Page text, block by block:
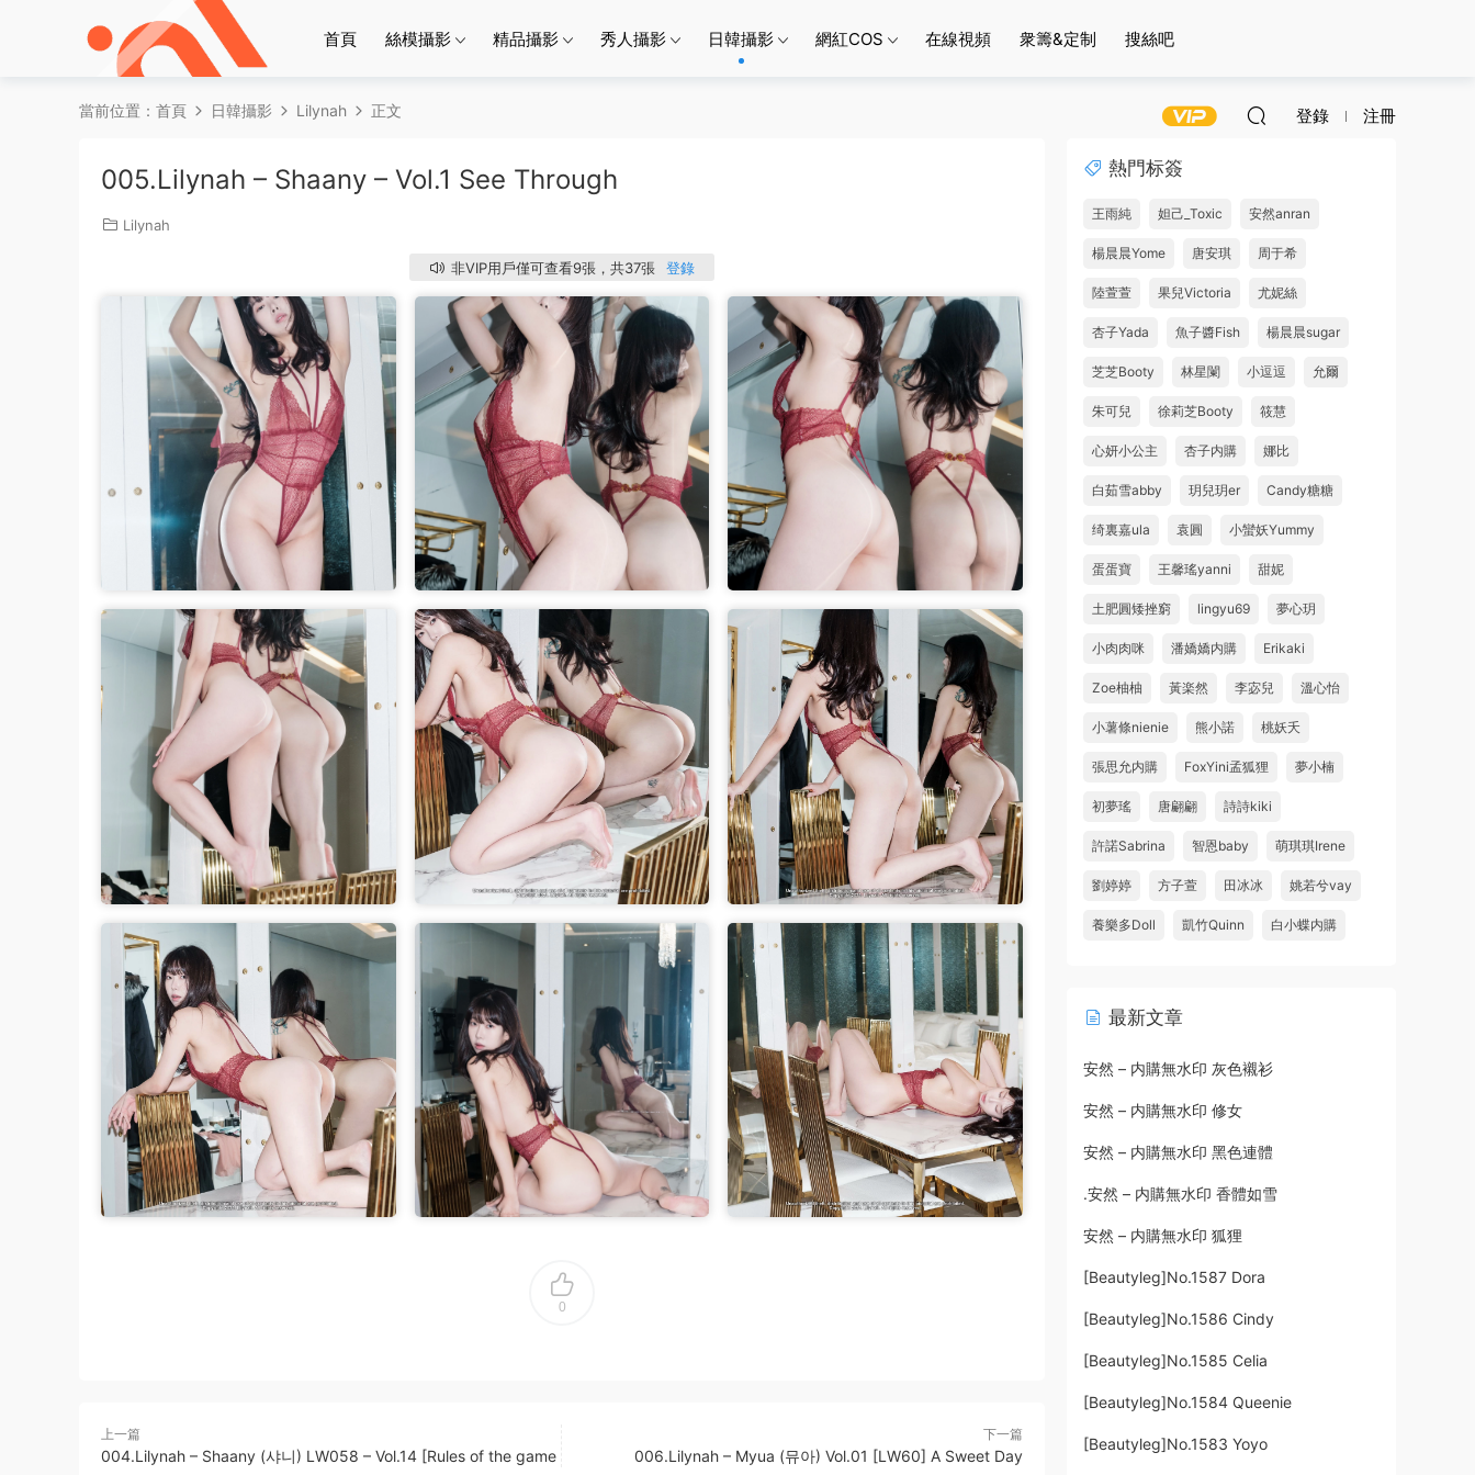
首頁 絲模攝影 精品攝影 秀人攝影 日韓攝影 網紅COS 在線視頻 衆籌&定制 搜絲吧
登錄 注冊
當前位置： 首頁 日韓攝影 Lilynah 正文
005.Lilynah – Shaany – Vol.1 See Through
Lilynah
非VIP用戶僅可查看9張，共37張 登錄
0
上一篇
004.Lilynah – Shaany (샤니) LW058 – Vol.14 [Rules of the game
下一篇
006.Lilynah – Myua (뮤아) Vol.01 [LW60] A Sweet Day
熱門标簽
王雨純 妲己_Toxic 安然anran
楊晨晨Yome 唐安琪 周于希
陸萱萱 果兒Victoria 尤妮絲
杏子Yada 魚子醬Fish 楊晨晨sugar
芝芝Booty 林星闌 小逗逗 允爾
朱可兒 徐莉芝Booty 筱慧
心妍小公主 杏子内購 娜比
白茹雪abby 玥兒玥er Candy糖糖
绮裏嘉ula 袁圓 小蠻妖Yummy
蛋蛋寶 王馨瑤yanni 甜妮
土肥圓矮挫窮 lingyu69 夢心玥
小肉肉咪 潘嬌嬌内購 Erikaki
Zoe柚柚 黃楽然 李宓兒 溫心怡
小薯條nienie 熊小諾 桃妖夭
張思允内購 FoxYini孟狐狸 夢小楠
初夢瑤 唐翩翩 詩詩kiki
許諾Sabrina 智恩baby 萌琪琪Irene
劉婷婷 方子萱 田冰冰 姚若兮vay
養樂多Doll 凱竹Quinn 白小蝶内購
最新文章
安然 – 内購無水印 灰色襯衫
安然 – 内購無水印 修女
安然 – 内購無水印 黑色連體
.安然 – 内購無水印 香體如雪
安然 – 内購無水印 狐狸
[Beautyleg]No.1587 Dora
[Beautyleg]No.1586 Cindy
[Beautyleg]No.1585 Celia
[Beautyleg]No.1584 Queenie
[Beautyleg]No.1583 Yoyo